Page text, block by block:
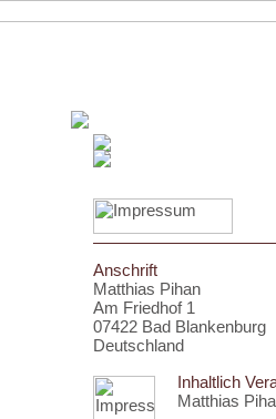
Anschrift
Matthias Pihan
Am Friedhof 1
07422 Bad Blankenburg
Deutschland
Inhaltlich
Matthias